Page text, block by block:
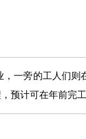
一旁的工人们则
预计可在年前完工